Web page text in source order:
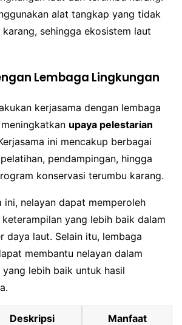
alat tangkap yang tidak
sehingga ekosistem laut
Lembaga Lingkungan
kerjasama dengan lembaga
upaya pelestarian
ini mencakup berbagai
pendampingan, hingga
konservasi terumbu karang.
ini, nelayan dapat memperoleh
yang lebih baik dalam
daya laut. Selain itu, lembaga
membantu nelayan dalam
yang lebih baik untuk hasil
Deskripsi Manfaat